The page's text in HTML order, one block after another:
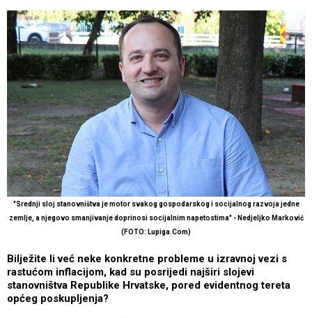
"Srednji sloj stanovništva je motor svakog gospodarskog i socijalnog razvoja jedne
zemlje, a njegovo smanjivanje doprinosi socijalnim napetostima" - Nedjeljko Marković
(FOTO: Lupiga.Com)
Bilježite li već neke konkretne probleme u izravnoj vezi s
rastućom inflacijom, kad su posrijedi najširi slojevi
stanovništva Republike Hrvatske, pored evidentnog tereta
općeg poskupljenja?